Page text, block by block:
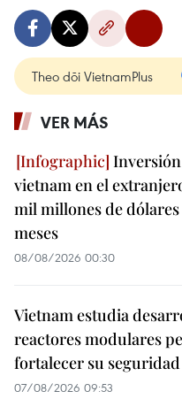
Theo dõi VietnamPlus
VER MÁS
vietnam en el
mil millones de dólares
meses
08/08/2026 00:30
Vietnam estudia
reactores modulares
fortalecer su
07/08/2026 09:53